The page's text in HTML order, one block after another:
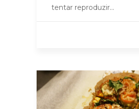
tentar reproduzir…